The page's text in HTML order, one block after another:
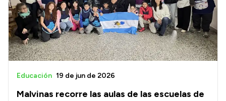
Malvinas recorre las aulas de las escuelas de
Educación 19 de jun de 2026